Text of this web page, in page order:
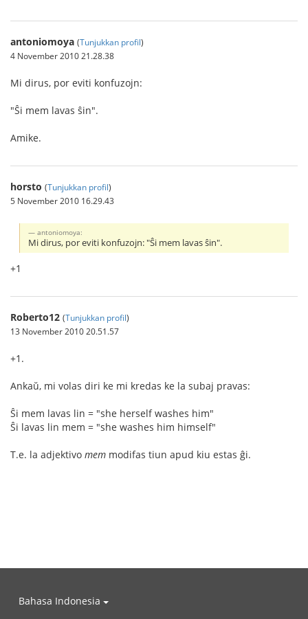
antoniomoya (Tunjukkan profil)
4 November 2010 21.28.38
Mi dirus, por eviti konfuzojn:
"Ŝi mem lavas ŝin".
Amike.
horsto (Tunjukkan profil)
5 November 2010 16.29.43
antoniomoya:
Mi dirus, por eviti konfuzojn: "Ŝi mem lavas ŝin".
+1
Roberto12 (Tunjukkan profil)
13 November 2010 20.51.57
+1.
Ankaŭ, mi volas diri ke mi kredas ke la subaj pravas:
Ŝi mem lavas lin = "she herself washes him"
Ŝi lavas lin mem = "she washes him himself"
T.e. la adjektivo mem modifas tiun apud kiu estas ĝi.
Bahasa Indonesia